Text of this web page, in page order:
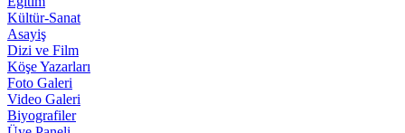
Kültür-Sanat
Asayiş
Dizi ve Film
Köşe Yazarları
Foto Galeri
Video Galeri
Biyografiler